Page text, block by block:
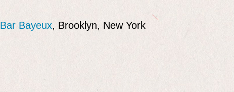
Bar Bayeux, Brooklyn, New York